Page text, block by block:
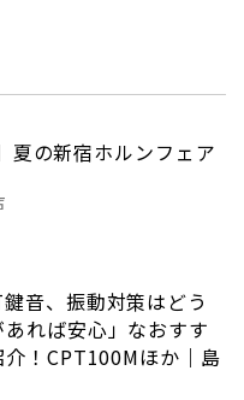
夏の新宿ホルンフェア
音、振動対策はどう
れば安心」なおすす
！CPT100Mほか｜島